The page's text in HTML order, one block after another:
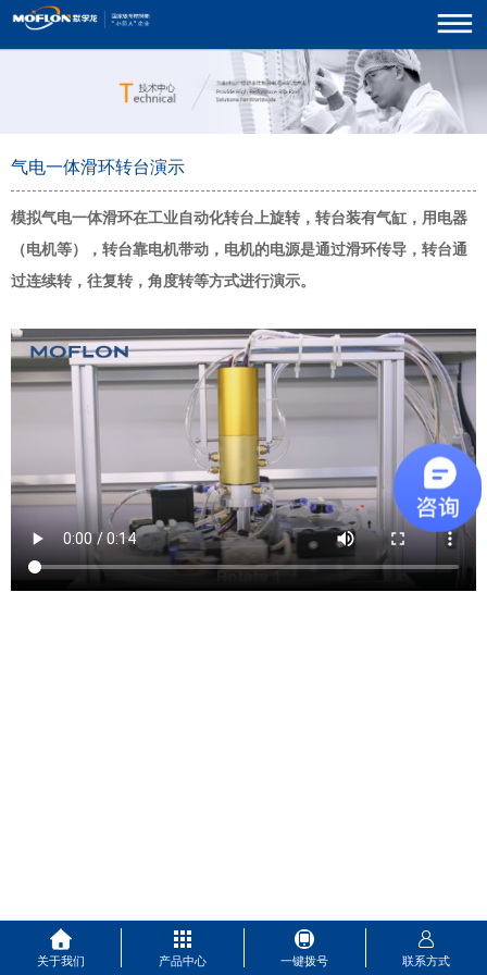
气电一体滑环转台演示
模拟气电一体滑环在工业自动化转台上旋转，转台装有气缸，用电器
（电机等），转台靠电机带动，电机的电源是通过滑环传导，转台通
过连续转，往复转，角度转等方式进行演示。
关于我们 产品中心 一键拨号 联系方式